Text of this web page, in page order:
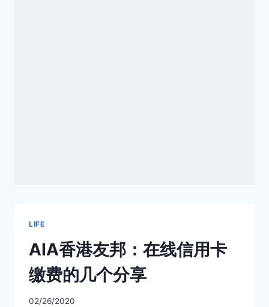
LIFE
AIA香港友邦：在线信用卡
缴费的几个分享
02/26/2020